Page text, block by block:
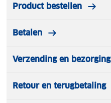
Product bestellen
Betalen
Verzending en bezorging
Retour en terugbetaling